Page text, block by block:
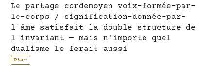
Le partage cordemoyen voix-formée-par-
le-corps / signification-donnée-par-
l'âme satisfait la double structure de
l'invariant — mais n'importe quel
dualisme le ferait aussi
P3a~